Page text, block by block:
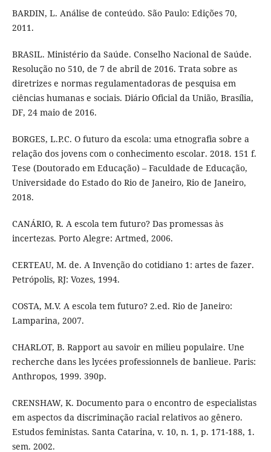
BARDIN, L. Análise de conteúdo. São Paulo: Edições 70,
2011.
BRASIL. Ministério da Saúde. Conselho Nacional de Saúde.
Resolução no 510, de 7 de abril de 2016. Trata sobre as
diretrizes e normas regulamentadoras de pesquisa em
ciências humanas e sociais. Diário Oficial da União, Brasília,
DF, 24 maio de 2016.
BORGES, L.P.C. O futuro da escola: uma etnografia sobre a
relação dos jovens com o conhecimento escolar. 2018. 151 f.
Tese (Doutorado em Educação) – Faculdade de Educação,
Universidade do Estado do Rio de Janeiro, Rio de Janeiro,
2018.
CANÁRIO, R. A escola tem futuro? Das promessas às
incertezas. Porto Alegre: Artmed, 2006.
CERTEAU, M. de. A Invenção do cotidiano 1: artes de fazer.
Petrópolis, RJ: Vozes, 1994.
COSTA, M.V. A escola tem futuro? 2.ed. Rio de Janeiro:
Lamparina, 2007.
CHARLOT, B. Rapport au savoir en milieu populaire. Une
recherche dans les lycées professionnels de banlieue. Paris:
Anthropos, 1999. 390p.
CRENSHAW, K. Documento para o encontro de especialistas
em aspectos da discriminação racial relativos ao gênero.
Estudos feministas. Santa Catarina, v. 10, n. 1, p. 171-188, 1.
sem. 2002.